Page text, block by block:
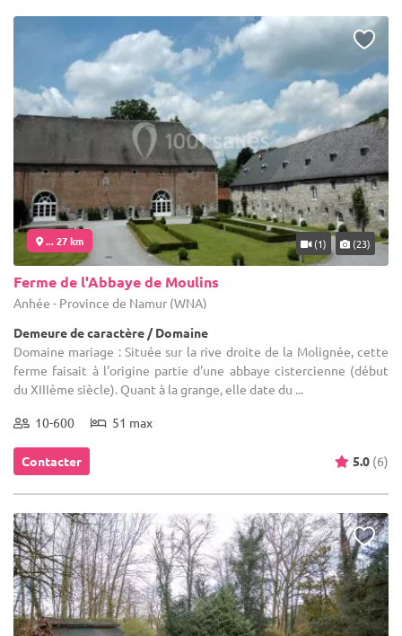
... 27 km (1) (23)
Ferme de l'Abbaye de Moulins
Anhée - Province de Namur (WNA)
Demeure de caractère / Domaine
Domaine mariage : Située sur la rive droite de la Molignée, cette
ferme faisait à l'origine partie d'une abbaye cistercienne (début
du XIIIème siècle). Quant à la grange, elle date du ...
10-600 51 max
Contacter 5.0 (6)